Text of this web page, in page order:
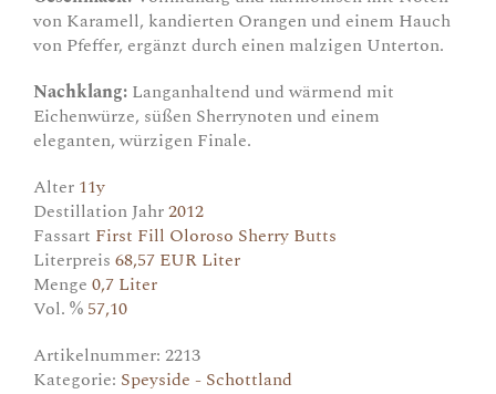
von Karamell, kandierten Orangen und einem Hauch
von Pfeffer, ergänzt durch einen malzigen Unterton.
Nachklang: Langanhaltend und wärmend mit
Eichenwürze, süßen Sherrynoten und einem
eleganten, würzigen Finale.
Alter 11y
Destillation Jahr2012
Fassart First Fill Oloroso Sherry Butts
Literpreis 68,57 EUR Liter
Menge 0,7 Liter
Vol. % 57,10
Artikelnummer: 2213
Kategorie: Speyside - Schottland